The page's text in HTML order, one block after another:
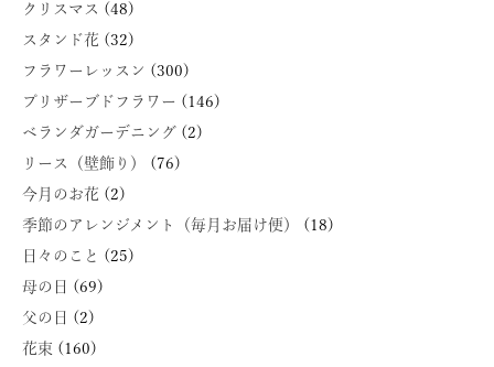
クリスマス (48)
スタンド花 (32)
フラワーレッスン (300)
プリザーブドフラワー (146)
ベランダガーデニング (2)
リース（壁飾り）
(76)
今月のお花 (2)
季節のアレンジメント（毎月お届け便）
(18)
日々のこと
(25)
母の日
(69)
父の日
(2)
花束 (160)